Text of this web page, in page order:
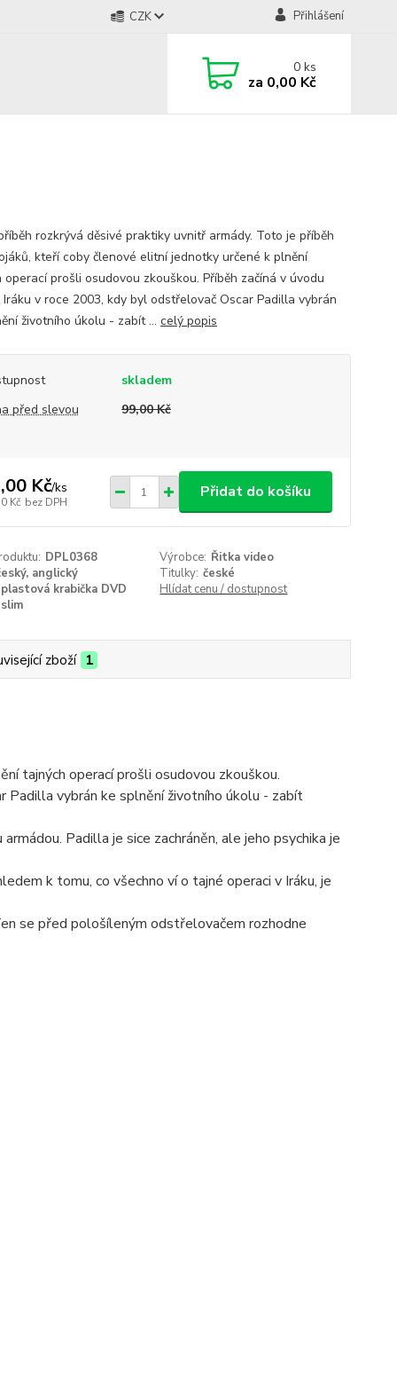
CZK Přihlášení
0ks
za 0,00 Kč
rozkrývá děsivé praktiky uvnitř armády. Toto je příběh
kteří coby členové elitní jednotky určené k plnění
operací prošli osudovou zkouškou. Příběh začíná v úvodu
v roce 2003, kdy byl odstřelovač Oscar Padilla vybrán
životního úkolu - zabít ... celý popis
skladem
před slevou
99,00 Kč
Kč/ks
Kč bez DPH
Přidat do košíku
DPL0368 Výrobce: Řitka video
anglický
Titulky: české
plastová krabička DVD
slim
Hlídat cenu / dostupnost
zboží 1
tajných operací prošli osudovou zkouškou.
Padilla vybrán ke splnění životního úkolu - zabít
Padilla je sice zachráněn, ale jeho psychika je
k tomu, co všechno ví o tajné operaci v Iráku, je
se před pološíleným odstřelovačem rozhodne